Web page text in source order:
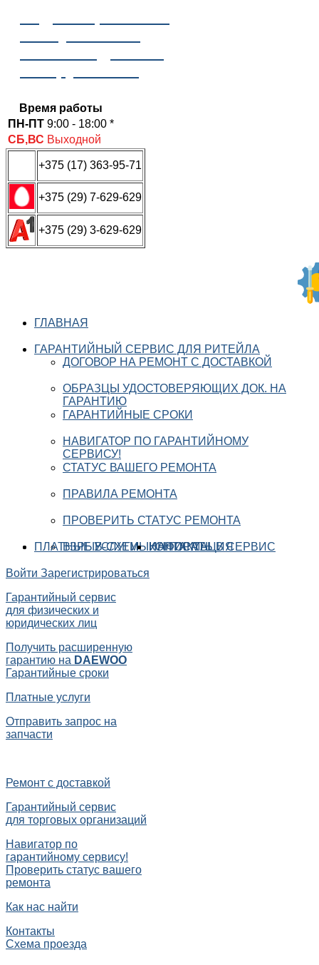
Время работы
ПН-ПТ 9:00 - 18:00 *
СБ,ВС Выходной
+375 (17) 363-95-71
+375 (29) 7-629-629
+375 (29) 3-629-629
ГЛАВНАЯ
ГАРАНТИЙНЫЙ СЕРВИС ДЛЯ РИТЕЙЛА
ДОГОВОР НА РЕМОНТ С ДОСТАВКОЙ
ОБРАЗЦЫ УДОСТОВЕРЯЮЩИХ ДОК. НА
ГАРАНТИЮ
ГАРАНТИЙНЫЕ СРОКИ
НАВИГАТОР ПО ГАРАНТИЙНОМУ
СЕРВИСУ!
СТАТУС ВАШЕГО РЕМОНТА
ПРАВИЛА РЕМОНТА
ПРОВЕРИТЬ СТАТУС РЕМОНТА
ПЛАТНЫЕ УСЛУГИ ИНФОРМАЦИЯ
ВЗРЫВ-СХЕМЫ КОНТАКТЫ
НАПИСАТЬ В СЕРВИС
Войти Зарегистрироваться
Гарантийный сервис
для физических и
юридических лиц
Получить расширенную
гарантию на DAEWOO
Гарантийные сроки
Платные услуги
Отправить запрос на
запчасти
Ремонт с доставкой
Гарантийный сервис
для торговых организаций
Навигатор по
гарантийному сервису!
Проверить статус вашего
ремонта
Как нас найти
Контакты
Схема проезда